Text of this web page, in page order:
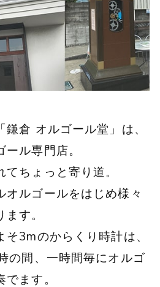
倉 オルゴール堂」は、
ル専門店。
ちょっと寄り道。
オルゴールをはじめ様々
す。
3mのからくり時計は、
の間、一時間毎にオルゴ
ます。